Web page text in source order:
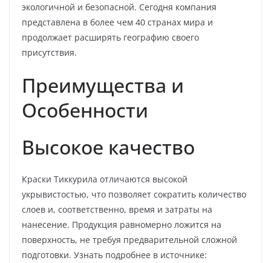
экологичной и безопасной. Сегодня компания
представлена в более чем 40 странах мира и
продолжает расширять географию своего
присутствия.
Преимущества и
Особенности
Высокое качество
Краски Тиккурила отличаются высокой
укрывистостью, что позволяет сократить количество
слоев и, соответственно, время и затраты на
нанесение. Продукция равномерно ложится на
поверхность, не требуя предварительной сложной
подготовки. Узнать подробнее в источнике: